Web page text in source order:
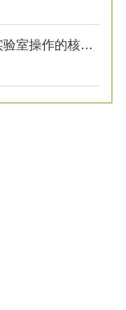
实验室分散机：高效实验室操作的核心设备